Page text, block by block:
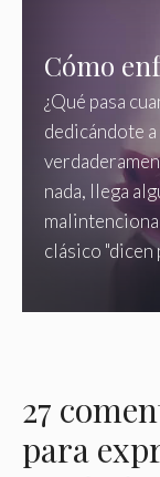
Cómo
¿Qué pasa
dedicándote
nada, llega
clásico "dicen
27
para